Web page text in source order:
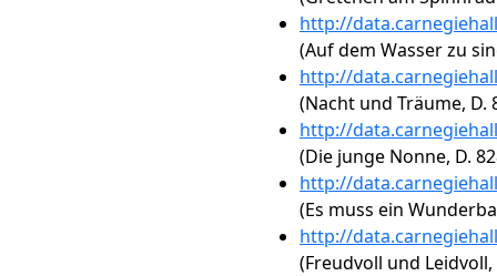
http://
(Auf dem Wasser zu
http://
(Nacht und Träume, D.
http://
(Die junge Nonne, D.
http://
(Es muss ein
http://
(Freudvoll und Leidvoll,